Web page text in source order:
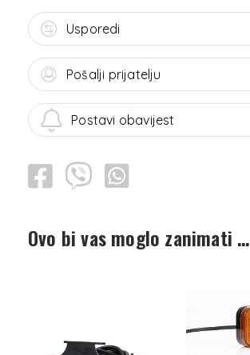
Usporedi
Pošalji prijatelju
Postavi obavijest
Ovo bi vas moglo zanimati …